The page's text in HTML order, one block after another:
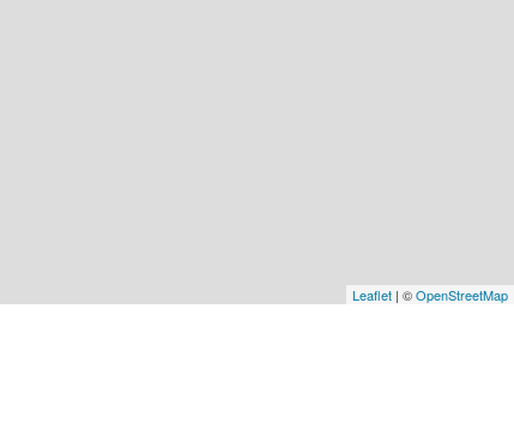
Leaflet | ©OpenStreetMap